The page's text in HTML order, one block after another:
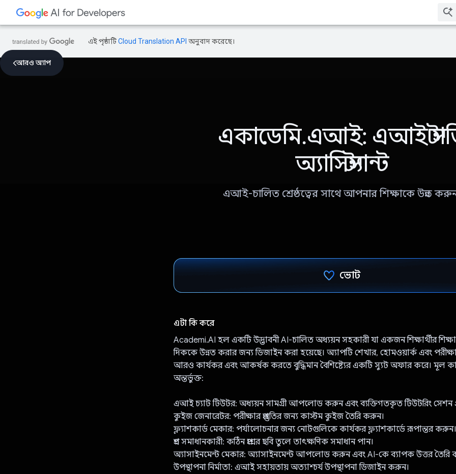
এই পৃষ্ঠাটিCloud Translation API অনুবাদ করেছে।
আরও অ্যাপ
একাডেমি.এআই: এআই
অ্যাসিস্ট্যান্ট
এআই-চালিত শ্রেষ্ঠত্বের সাথে আপনার শিক্ষাকে উন্নত
ভোট
এটা কি করে
Academi.AI হল একটি উদ্ভাবনী AI-চালিত অধ্যয়ন সহকারী যা একজন শিক্ষার্থীর শিক্ষাগত
দিককে উন্নত করার জন্য ডিজাইন করা হয়েছে। অ্যাপটি শেখার, হোমওয়ার্ক এবং পরীক্ষার
আরও কার্যকর এবং আকর্ষক করতে বুদ্ধিমান বৈশিষ্ট্যের একটি স্যুট অফার করে। মূল
অন্তর্ভুক্ত:
এআই চ্যাট টিউটর: অধ্যয়ন সামগ্রী আপলোড করুন এবং ব্যক্তিগতকৃত টিউটরিং সেশন
কুইজ জেনারেটর: পরীক্ষার প্রস্তুতির জন্য কাস্টম কুইজ তৈরি করুন।
ফ্ল্যাশকার্ড মেকার: পর্যালোচনার জন্য নোটগুলিকে কার্যকর ফ্ল্যাশকার্ডে রূপান্তর করুন।
প্রশ্ন সমাধানকারী: কঠিন প্রশ্নের ছবি তুলে তাৎক্ষণিক সমাধান পান।
অ্যাসাইনমেন্ট মেকার: অ্যাসাইনমেন্ট আপলোড করুন এবং AI-কে ব্যাপক উত্তর তৈরি
উপস্থাপনা নির্মাতা: এআই সহায়তায় অত্যাশ্চর্য উপস্থাপনা ডিজাইন করুন।